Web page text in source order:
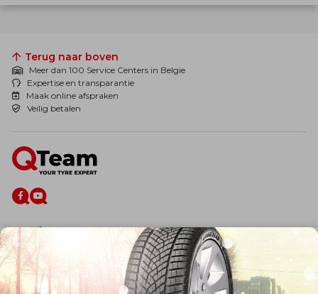
Terug naar boven
Meer dan 100 Service Centers in Belgie
Expertise en transparantie
Maak online afspraken
Veilig betalen
De firma
Wie zijn wij?
Blog
Onze dienstverlening